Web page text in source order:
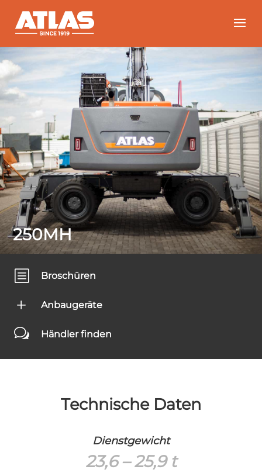
250MH
b Broschüren
L Anbaugeräte
w Händler finden
Technische Daten
Dienstgewicht
23,6 – 25,9 t